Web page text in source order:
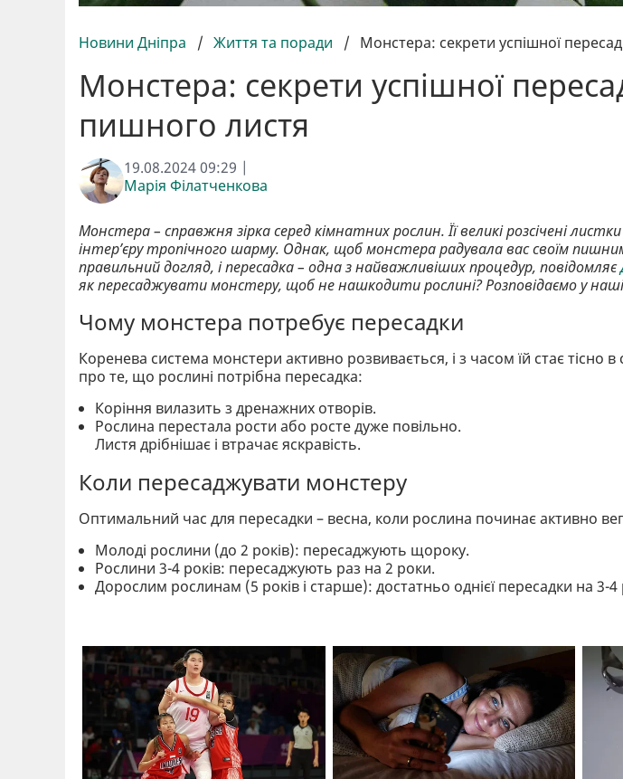
Новини Дніпра / Життя та поради / Монстера: секрети успішної
Монстера: секрети успішної
пишного листя
19.08.2024 09:29 |
Марія Філатченкова
Монстера – справжня зірка серед кімнатних рослин. Її великі розсічені
інтер’єру тропічного шарму. Однак, щоб монстера радувала вас своїм
правильний догляд, і пересадка – одна з найважливіших процедур, повідомляє
як пересаджувати монстеру, щоб не нашкодити рослині? Розповідаємо у
Чому монстера потребує пересадки
Коренева система монстери активно розвивається, і з часом їй стає тісно
про те, що рослині потрібна пересадка:
Коріння вилазить з дренажних отворів.
Рослина перестала рости або росте дуже повільно.
Листя дрібнішає і втрачає яскравість.
Коли пересаджувати монстеру
Оптимальний час для пересадки – весна, коли рослина починає активно
Молоді рослини (до 2 років): пересаджують щороку.
Рослини 3-4 років: пересаджують раз на 2 роки.
Дорослим рослинам (5 років і старше): достатньо однієї пересадки на 3-4